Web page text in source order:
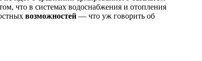
что в системах водоснабжения и отопления
возможностей — что уж говорить об